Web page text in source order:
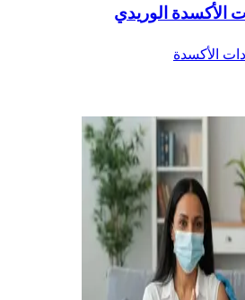
الأكسدة الوريدي
الأكسدة